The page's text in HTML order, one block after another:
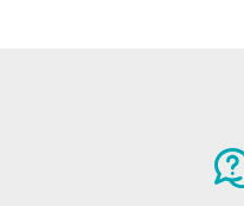
cuccioli!Prodotto